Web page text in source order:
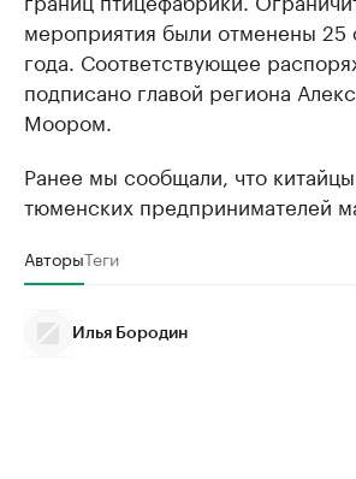
мероприятия были отменены 25
года. Соответствующее
подписано главой региона
Моором.
Ранее мы сообщали, что китайцы
тюменских предпринимателей
АвторыТеги
Илья Бородин